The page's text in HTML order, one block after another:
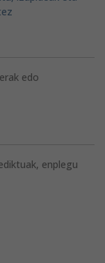
edo
enplegu